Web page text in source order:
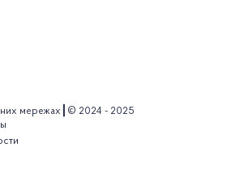
мережах┃© 2024 - 2025